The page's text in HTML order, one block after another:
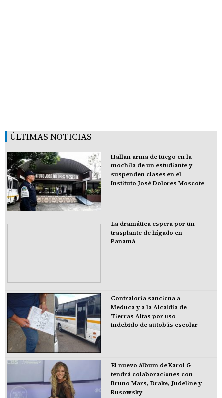
ÚLTIMAS NOTICIAS
Hallan arma de fuego en la
mochila de un estudiante y
suspenden clases en el
Instituto José Dolores Moscote
La dramática espera por un
trasplante de hígado en
Panamá
Contraloría sanciona a
Meduca y a la Alcaldía de
Tierras Altas por uso
indebido de autobús escolar
El nuevo álbum de Karol G
tendrá colaboraciones con
Bruno Mars, Drake, Judeline y
Rusowsky